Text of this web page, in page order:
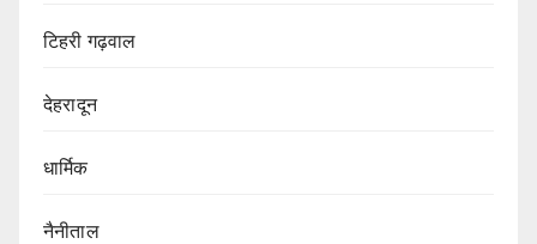
टिहरी गढ़वाल
देहरादून
धार्मिक
नैनीताल